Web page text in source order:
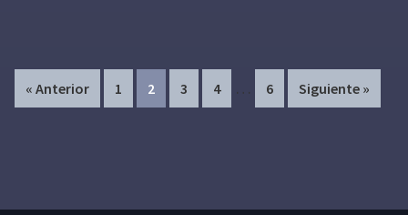
« Anterior Page
1 Page
2 Page
3 Page
4
Interim
pages
… Page
6 Siguiente »